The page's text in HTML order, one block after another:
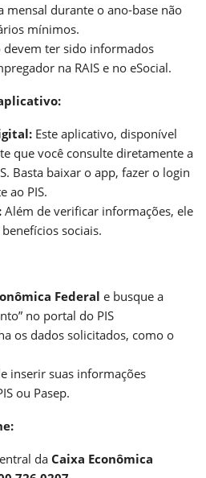
mensal durante o ano-base não
mínimos.
devem ter sido informados
na RAIS e no eSocial.
Este aplicativo, disponível
que você consulte diretamente a
Basta baixar o app, fazer o login
ao PIS.
Além de verificar informações, ele
sociais.
Federal e busque a
no portal do PIS
os dados solicitados, como o
inserir suas informações
ou Pasep.
da Caixa Econômica